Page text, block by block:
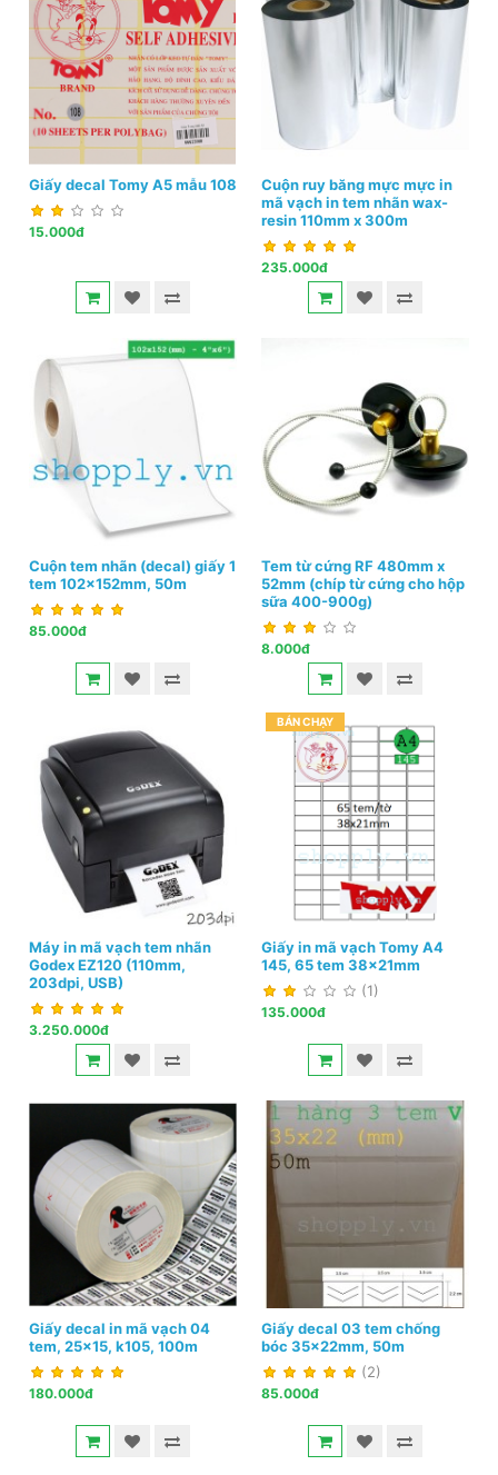
Giấy decal Tomy A5 mẫu 108
15.000đ
Cuộn ruy băng mực mực in
mã vạch in tem nhãn wax-
resin 110mm x 300m
235.000đ
Cuộn tem nhãn (decal) giấy 1
tem 102x152mm, 50m
85.000đ
Tem từ cứng RF 480mm x
52mm (chíp từ cứng cho hộp
sữa 400-900g)
8.000đ
Máy in mã vạch tem nhãn
Godex EZ120 (110mm,
203dpi, USB)
3.250.000đ
BÁN CHẠY
Giấy in mã vạch Tomy A4
145, 65 tem 38x21mm
(1)
135.000đ
Giấy decal in mã vạch 04
tem, 25x15, k105, 100m
180.000đ
Giấy decal 03 tem chống
bóc 35x22mm, 50m
(2)
85.000đ